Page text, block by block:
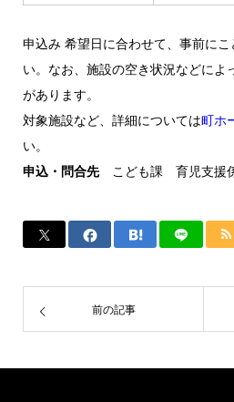
申込み 希望日に合わせて、事前に
い。なお、施設の空き状況などによ
があります。
対象施設など、詳細については町ホ
い。
申込・問合先こども課 育児支援
前の記事